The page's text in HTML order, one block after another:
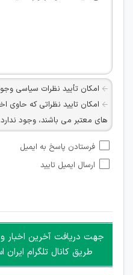
امکان تأیید نظرات سیاسی
امکان تایید نظراتی که حاوی
های معتبر می باشند، وجود ندارد.
شبکه های مجازی ارتباطی می
امکان تأیید نظرات
هرگونه تحریک، تحقیر و
غیر مجاز می باشد.
امکان هماهنگی برای
جمعی و چه فردی توسط کاربران
فرستادن پاسخ به ایمیل
ارسال ایمیل تایید
جهت دریافت آخرین اخبار
طریق کانال تلگرام